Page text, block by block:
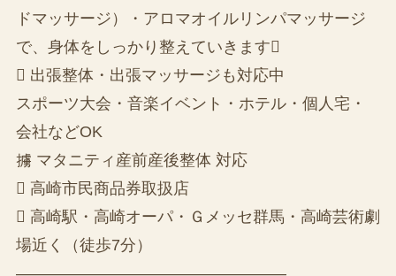
ドマッサージ）・アロマオイルリンパマッサージ
で、身体をしっかり整えていきます
 出張整体・出張マッサージも対応中
スポーツ大会・音楽イベント・ホテル・個人宅・
会社などOK
擄 マタニティ産前産後整体 対応
 高崎市民商品券取扱店
 高崎駅・高崎オーパ・Ｇメッセ群馬・高崎芸術劇
場近く（徒歩7分）